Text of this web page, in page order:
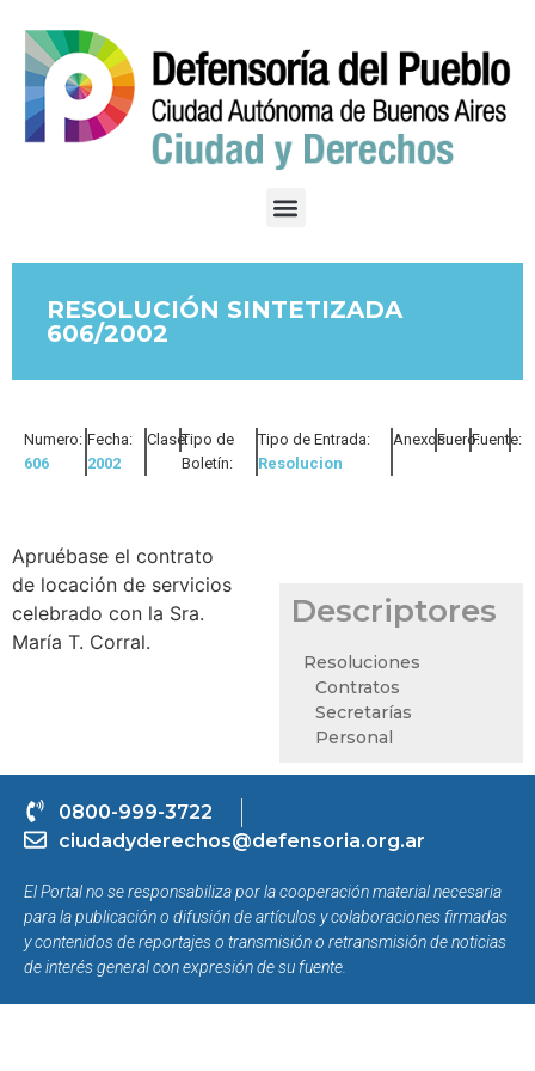
RESOLUCIÓN SINTETIZADA
606/2002
Numero:
606
Fecha:
2002
Clase:Tipo de
Boletín:
Tipo de Entrada:
Resolucion
Anexos:Fuero:Fuente:
Apruébase el contrato
de locación de servicios
celebrado con la Sra.
María T. Corral.
Descriptores
Resoluciones
Contratos
Secretarías
Personal
0800-999-3722
ciudadyderechos@defensoria.org.ar
El Portal no se responsabiliza por la cooperación material necesaria
para la publicación o difusión de artículos y colaboraciones firmadas
y contenidos de reportajes o transmisión o retransmisión de noticias
de interés general con expresión de su fuente.